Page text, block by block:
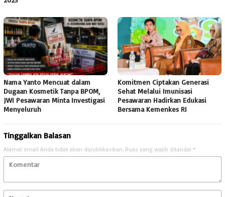
Nama Yanto Mencuat dalam
Dugaan Kosmetik Tanpa BPOM,
JWI Pesawaran Minta Investigasi
Menyeluruh
Komitmen Ciptakan Generasi
Sehat Melalui Imunisasi
Pesawaran Hadirkan Edukasi
Bersama Kemenkes RI
Tinggalkan Balasan
Alamat email Anda tidak akan dipublikasikan. Ruas yang wajib ditandai *